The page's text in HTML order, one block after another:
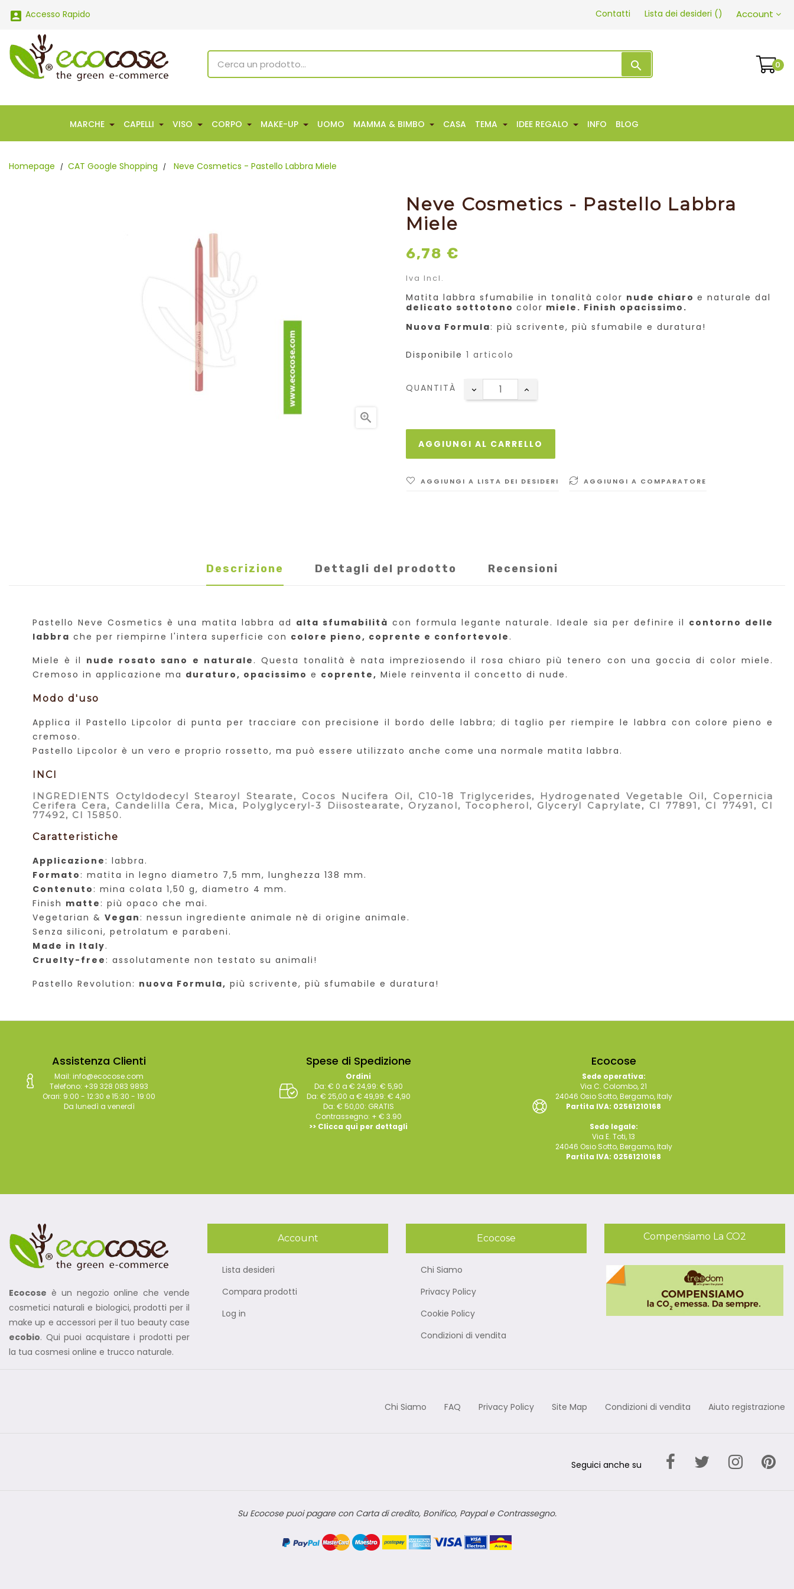
 Accesso Rapido Account
Contatti Lista dei desideri ()
search 0
MARCHE CAPELLI VISO CORPO MAKE-UP UOMO MAMMA & BIMBO CASA TEMA IDEE REGALO INFO BLOG
Homepage CAT Google Shopping Neve Cosmetics - Pastello Labbra Miele

Neve Cosmetics - Pastello Labbra
Miele
6,78 €
Iva Incl.
Matita labbra sfumabilie in tonalità color nude chiaro e naturale dal
delicato sottotono color miele. Finish opacissimo .
Nuova Formula: più scrivente, più sfumabile e duratura!
Disponibile 1 articolo
QUANTITÀ
AGGIUNGI AL CARRELLO
AGGIUNGI A LISTA DEI DESIDERI AGGIUNGI A COMPARATORE
Descrizione Dettagli del prodotto Recensioni
Pastello Neve Cosmetics è una matita labbra ad alta sfumabilità con formula legante naturale. Ideale sia per definire il contorno delle
labbra che per riempirne l'intera superficie con colore pieno, coprente e confortevole .
Miele è il nude rosato sano e naturale . Questa tonalità è nata impreziosendo il rosa chiaro più tenero con una goccia di color miele.
Cremoso in applicazione ma duraturo, opacissimo e coprente, Miele reinventa il concetto di nude.
Modo d'uso
Applica il Pastello Lipcolor di punta per tracciare con precisione il bordo delle labbra; di taglio per riempire le labbra con colore pieno e
cremoso.
Pastello Lipcolor è un vero e proprio rossetto, ma può essere utilizzato anche come una normale matita labbra.
INCI
INGREDIENTS
Octyldodecyl Stearoyl Stearate, Cocos Nucifera Oil, C10-18 Triglycerides, Hydrogenated Vegetable Oil, Copernicia
Cerifera Cera, Candelilla Cera, Mica, Polyglyceryl-3 Diisostearate, Oryzanol, Tocopherol, Glyceryl Caprylate, CI 77891, CI 77491, CI
77492, CI 15850.
Caratteristiche
Applicazione : labbra.
Formato : matita in legno diametro 7,5 mm, lunghezza 138 mm.
Contenuto : mina colata 1,50 g, diametro 4 mm.
Finish matte : più opaco che mai.
Vegetarian & Vegan : nessun ingrediente animale nè di origine animale.
Senza siliconi, petrolatum e parabeni.
Made in Italy.
Cruelty-free : assolutamente non testato su animali!
Pastello Revolution: nuova Formula, più scrivente, più sfumabile e duratura!
Assistenza Clienti
Mail: info@ecocose.com
Telefono: +39 328 083 9893
Orari: 9:00 - 12:30 e 15:30 - 19:00
Da lunedì a venerdì
Spese di Spedizione
Ordini
Da: € 0 a € 24,99: € 5,90
Da: € 25,00 a € 49,99: € 4,90
Da: € 50,00: GRATIS
Contrassegno: + € 3.90
>> Clicca qui per dettagli
Ecocose
Sede operativa:
Via C. Colombo, 21
24046 Osio Sotto, Bergamo, Italy
Partita IVA: 02561210168
Sede legale:
Via E. Toti, 13
24046 Osio Sotto, Bergamo, Italy
Partita IVA: 02561210168
Ecocose è un negozio online che vende
cosmetici naturali e biologici, prodotti per il
make up e accessori per il tuo beauty case
ecobio. Qui puoi acquistare i prodotti per
la tua cosmesi online e trucco naturale.
Account
Lista desideri
Compara prodotti
Log in
Ecocose
Chi Siamo
Privacy Policy
Cookie Policy
Condizioni di vendita
Compensiamo La CO2
Chi Siamo FAQ Privacy Policy Site Map Condizioni di vendita Aiuto registrazione
Seguici anche su
Su Ecocose puoi pagare con Carta di credito, Bonifico, Paypal e Contrassegno.